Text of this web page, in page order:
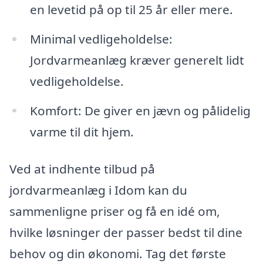
en levetid på op til 25 år eller mere.
Minimal vedligeholdelse:
Jordvarmeanlæg kræver generelt lidt
vedligeholdelse.
Komfort: De giver en jævn og pålidelig
varme til dit hjem.
Ved at indhente tilbud på
jordvarmeanlæg i Idom kan du
sammenligne priser og få en idé om,
hvilke løsninger der passer bedst til dine
behov og din økonomi. Tag det første